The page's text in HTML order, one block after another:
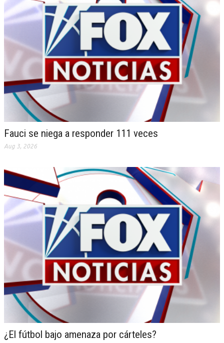
Fauci se niega a responder 111 veces
Aug 3, 2026
¿El fútbol bajo amenaza por cárteles?